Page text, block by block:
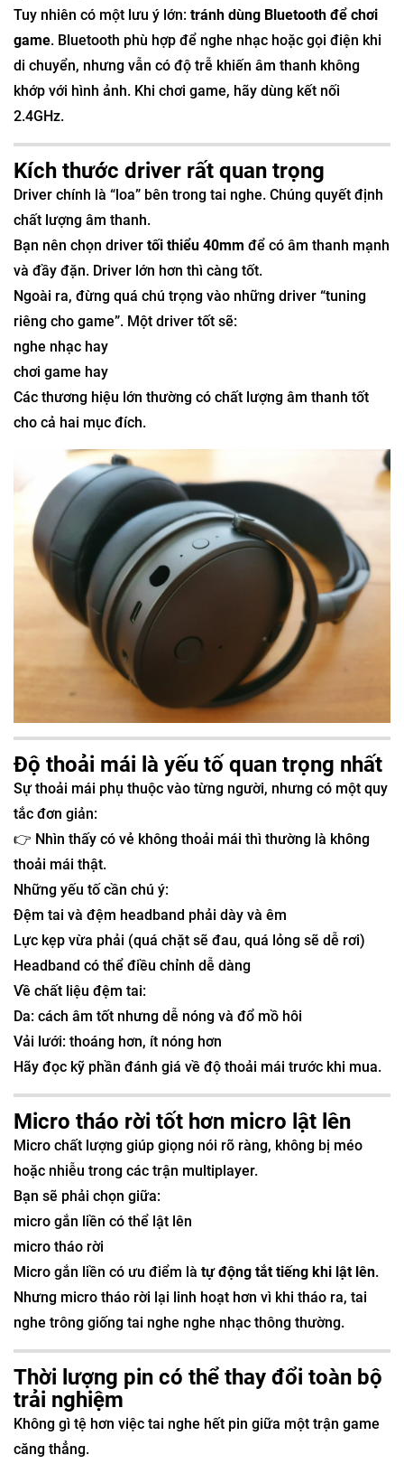
Tuy nhiên có một lưu ý lớn: tránh dùng Bluetooth để chơi
game. Bluetooth phù hợp để nghe nhạc hoặc gọi điện khi
di chuyển, nhưng vẫn có độ trễ khiến âm thanh không
khớp với hình ảnh. Khi chơi game, hãy dùng kết nối
2.4GHz.
Kích thước driver rất quan trọng
Driver chính là “loa” bên trong tai nghe. Chúng quyết định
chất lượng âm thanh.
Bạn nên chọn driver tối thiểu 40mm để có âm thanh mạnh
và đầy đặn. Driver lớn hơn thì càng tốt.
Ngoài ra, đừng quá chú trọng vào những driver “tuning
riêng cho game”. Một driver tốt sẽ:
nghe nhạc hay
chơi game hay
Các thương hiệu lớn thường có chất lượng âm thanh tốt
cho cả hai mục đích.
Độ thoải mái là yếu tố quan trọng nhất
Sự thoải mái phụ thuộc vào từng người, nhưng có một quy
tắc đơn giản:
👉 Nhìn thấy có vẻ không thoải mái thì thường là không
thoải mái thật.
Những yếu tố cần chú ý:
Đệm tai và đệm headband phải dày và êm
Lực kẹp vừa phải (quá chặt sẽ đau, quá lỏng sẽ dễ rơi)
Headband có thể điều chỉnh dễ dàng
Về chất liệu đệm tai:
Da: cách âm tốt nhưng dễ nóng và đổ mồ hôi
Vải lưới: thoáng hơn, ít nóng hơn
Hãy đọc kỹ phần đánh giá về độ thoải mái trước khi mua.
Micro tháo rời tốt hơn micro lật lên
Micro chất lượng giúp giọng nói rõ ràng, không bị méo
hoặc nhiễu trong các trận multiplayer.
Bạn sẽ phải chọn giữa:
micro gắn liền có thể lật lên
micro tháo rời
Micro gắn liền có ưu điểm là tự động tắt tiếng khi lật lên.
Nhưng micro tháo rời lại linh hoạt hơn vì khi tháo ra, tai
nghe trông giống tai nghe nghe nhạc thông thường.
Thời lượng pin có thể thay đổi toàn bộ
trải nghiệm
Không gì tệ hơn việc tai nghe hết pin giữa một trận game
căng thẳng.